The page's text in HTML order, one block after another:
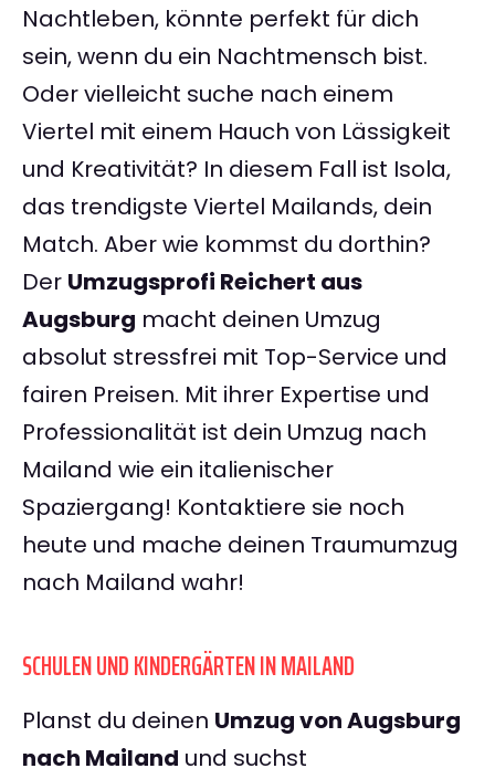
Nachtleben, könnte perfekt für dich
sein, wenn du ein Nachtmensch bist.
Oder vielleicht suche nach einem
Viertel mit einem Hauch von Lässigkeit
und Kreativität? In diesem Fall ist Isola,
das trendigste Viertel Mailands, dein
Match. Aber wie kommst du dorthin?
Der Umzugsprofi Reichert aus
Augsburg macht deinen Umzug
absolut stressfrei mit Top-Service und
fairen Preisen. Mit ihrer Expertise und
Professionalität ist dein Umzug nach
Mailand wie ein italienischer
Spaziergang! Kontaktiere sie noch
heute und mache deinen Traumumzug
nach Mailand wahr!
SCHULEN UND KINDERGÄRTEN IN MAILAND
Planst du deinen Umzug von Augsburg
nach Mailand und suchst